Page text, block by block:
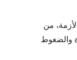
من
والضغوط